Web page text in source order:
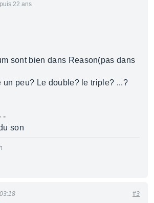
22 ans
sont bien dans Reason(pas dans
un peu? Le double? le triple? ...?
-
son
#3